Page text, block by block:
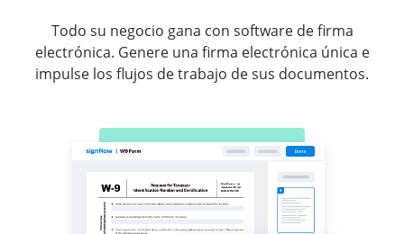
Todo su negocio gana con software de firma
electrónica. Genere una firma electrónica única e
impulse los flujos de trabajo de sus documentos.